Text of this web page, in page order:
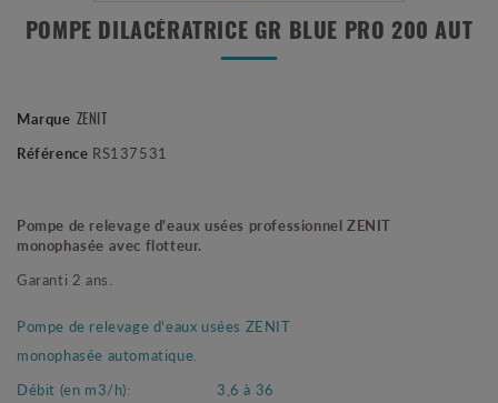
POMPE DILACÉRATRICE GR BLUE PRO 200 AUT
Marque ZENIT
Référence RS137531
Pompe de relevage d'eaux usées professionnel ZENIT
monophasée avec flotteur.
Garanti 2 ans.
Pompe de relevage d'eaux usées ZENIT
monophasée automatique.
Débit (en m3/h):
3,6 à 36